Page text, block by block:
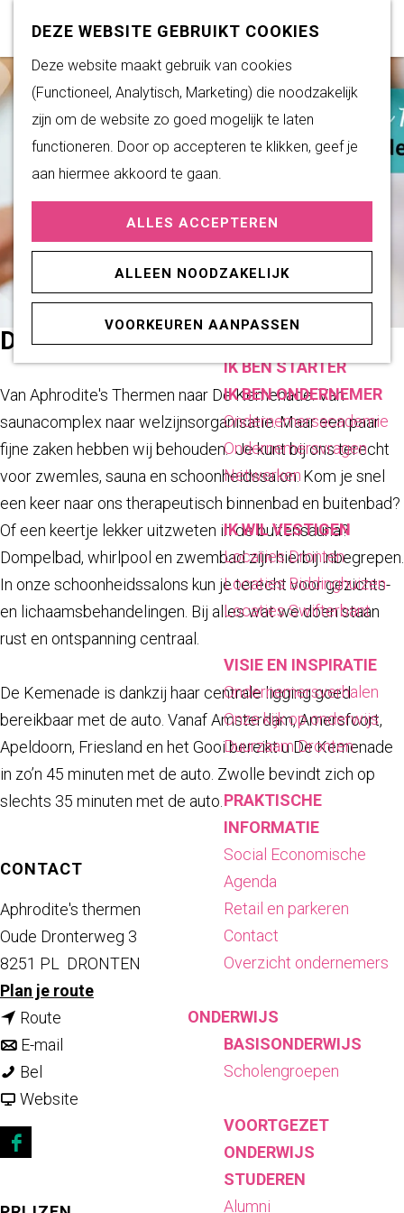
DEZE WEBSITE GEBRUIKT COOKIES
Deze website maakt gebruik van cookies
(Functioneel, Analytisch, Marketing) die noodzakelijk
zijn om de website zo goed mogelijk te laten
functioneren. Door op accepteren te klikken, geef je
aan hiermee akkoord te gaan.
ALLES ACCEPTEREN
ALLEEN NOODZAKELIJK
VOORKEUREN AANPASSEN
G
a
e
h
m
e
p
a
g
e
K
Z
e
k
M
e
DUURZAAM WONEN
Duurzame initiatieven
Fairtrade Gemeente
Het Energieloket
PRAKTISCHE
INFORMATIE
Verenigingen
ONDERNEMEN
IK BEN STARTER
IK BEN ONDERNEMER
Ondernemersacademie
Ondernemersvragen
Netwerken
IK WIL VESTIGEN
Locaties Dronten
Locaties Biddinghuizen
Locaties Swifterbant
VISIE EN INSPIRATIE
Ondernemersverhalen
Onze kijk op onderwijs
Duurzaam Dronten
PRAKTISCHE
INFORMATIE
Social Economische
Agenda
Retail en parkeren
Contact
Overzicht ondernemers
ONDERWIJS
BASISONDERWIJS
Scholengroepen
VOORTGEZET
ONDERWIJS
STUDEREN
Alumni
DE KEMENADE
Van Aphrodite's Thermen naar De Kemenade. Van
saunacomplex naar welzijnsorganisatie. Maar een paar
fijne zaken hebben wij behouden. Je kunt bij ons terecht
voor zwemles, sauna en schoonheidssalon. Kom je snel
een keer naar ons therapeutisch binnenbad en buitenbad?
Of een keertje lekker uitzweten in de buitensauna?
Dompelbad, whirlpool en zwembad zijn hierbij inbegrepen.
In onze schoonheidssalons kun je terecht voor gezichts-
en lichaamsbehandelingen. Bij alles wat we doen staan
rust en ontspanning centraal.
De Kemenade is dankzij haar centrale ligging goed
bereikbaar met de auto. Vanaf Amsterdam, Amersfoort,
Apeldoorn, Friesland en het Gooi bereikt u De Kemenade
in zo’n 45 minuten met de auto. Zwolle bevindt zich op
slechts 35 minuten met de auto.
CONTACT
Aphrodite's thermen
Oude Dronterweg 3
8251 PL
DRONTEN
Plan je routen
Route
a
r
e
E-mail
a
K
Bel
e
e
Website
F
c